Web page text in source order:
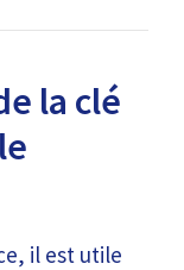
la clé
il est utile